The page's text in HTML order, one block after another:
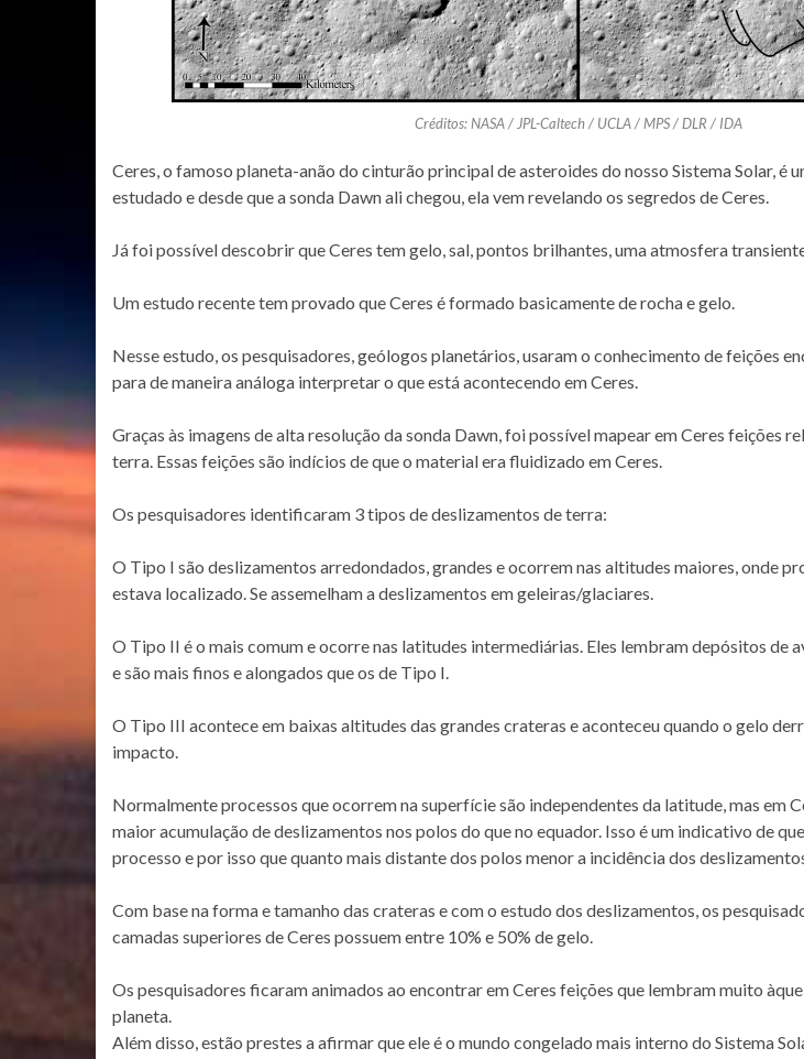
Créditos: NASA / JPL-Caltech / UCLA / MPS / DLR / IDA
Ceres, o famoso planeta-anão do cinturão principal de asteroides do nosso Sistema Solar, é
estudado e desde que a sonda Dawn ali chegou, ela vem revelando os segredos de Ceres.
Já foi possível descobrir que Ceres tem gelo, sal, pontos brilhantes, uma atmosfera
Um estudo recente tem provado que Ceres é formado basicamente de rocha e gelo.
Nesse estudo, os pesquisadores, geólogos planetários, usaram o conhecimento de feições
para de maneira análoga interpretar o que está acontecendo em Ceres.
Graças às imagens de alta resolução da sonda Dawn, foi possível mapear em Ceres feições
terra. Essas feições são indícios de que o material era fluidizado em Ceres.
Os pesquisadores identificaram 3 tipos de deslizamentos de terra:
O Tipo I são deslizamentos arredondados, grandes e ocorrem nas altitudes maiores, onde
estava localizado. Se assemelham a deslizamentos em geleiras/glaciares.
O Tipo II é o mais comum e ocorre nas latitudes intermediárias. Eles lembram depósitos de
e são mais finos e alongados que os de Tipo I.
O Tipo III acontece em baixas altitudes das grandes crateras e aconteceu quando o gelo
impacto.
Normalmente processos que ocorrem na superfície são independentes da latitude, mas em
maior acumulação de deslizamentos nos polos do que no equador. Isso é um indicativo de
processo e por isso que quanto mais distante dos polos menor a incidência dos
Com base na forma e tamanho das crateras e com o estudo dos deslizamentos, os
camadas superiores de Ceres possuem entre 10% e 50% de gelo.
Os pesquisadores ficaram animados ao encontrar em Ceres feições que lembram muito
planeta.
Além disso, estão prestes a afirmar que ele é o mundo congelado mais interno do Sistema